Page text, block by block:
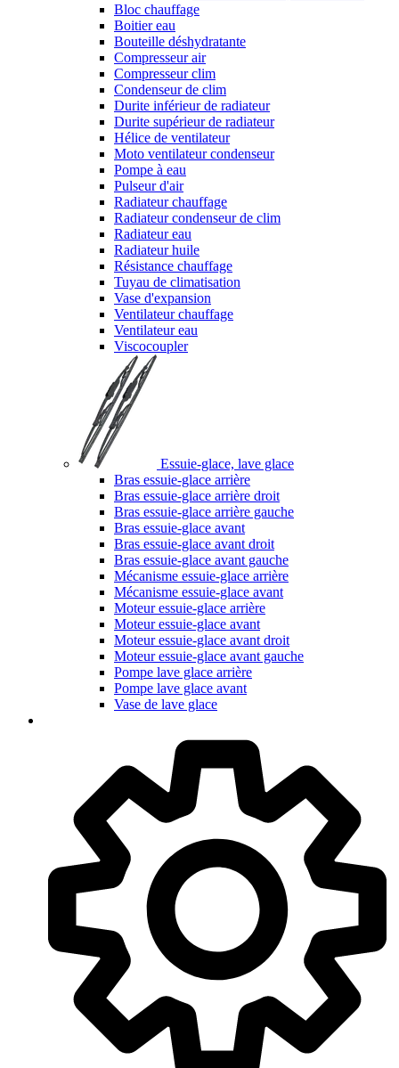
Bloc chauffage
Boitier eau
Bouteille déshydratante
Compresseur air
Compresseur clim
Condenseur de clim
Durite inférieur de radiateur
Durite supérieur de radiateur
Hélice de ventilateur
Moto ventilateur condenseur
Pompe à eau
Pulseur d'air
Radiateur chauffage
Radiateur condenseur de clim
Radiateur eau
Radiateur huile
Résistance chauffage
Tuyau de climatisation
Vase d'expansion
Ventilateur chauffage
Ventilateur eau
Viscocoupler
Essuie-glace, lave glace
Bras essuie-glace arrière
Bras essuie-glace arrière droit
Bras essuie-glace arrière gauche
Bras essuie-glace avant
Bras essuie-glace avant droit
Bras essuie-glace avant gauche
Mécanisme essuie-glace arrière
Mécanisme essuie-glace avant
Moteur essuie-glace arrière
Moteur essuie-glace avant
Moteur essuie-glace avant droit
Moteur essuie-glace avant gauche
Pompe lave glace arrière
Pompe lave glace avant
Vase de lave glace